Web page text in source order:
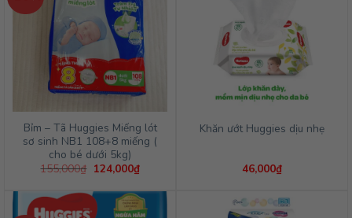
Bỉm – Tã Huggies Miếng lót
sơ sinh NB1 108+8 miếng (
cho bé dưới 5kg)
155,000₫ Giá
là:
155,000₫.
124,000₫Giá
hiện
tại
là:
124,000₫.
Khăn ướt Huggies dịu nhẹ
46,000₫